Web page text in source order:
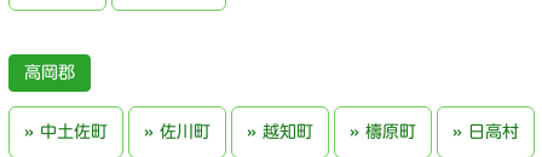
高岡郡
中土佐町 佐川町 越知町 檮原町 日高村